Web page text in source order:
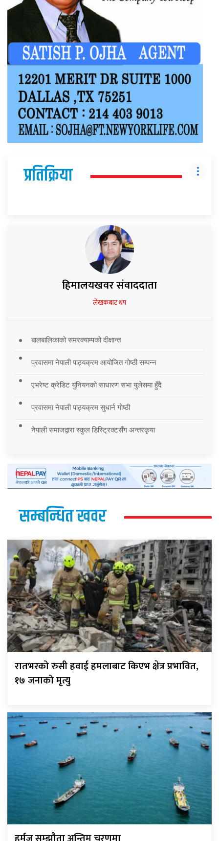
प्रतिक्रिया
हिमालयखवर संवाददाता
लेखकबाट थप
बालबालिकाको समरक्याम्पको दीक्षान्त
प्रवासमा नेपाली पाठ्यक्रम आयोजित गोष्ठी सम्पन्न
एभरेष्ट क्रेडिट युनियनको साधारण सभा युलेसमा हुँदै
प्रवासमा नेपाली पाठ्यक्रम सुधार्न गोष्ठी
नेपाली समाजद्वारा स्कुल डिस्ट्रिक्टसँग अन्तरकृया
सम्बन्धित खवर
रातभरको रुसी हवाई हमलाबाट किएभ क्षेत्र प्रभावित,
१७ जनाको मृत्यु